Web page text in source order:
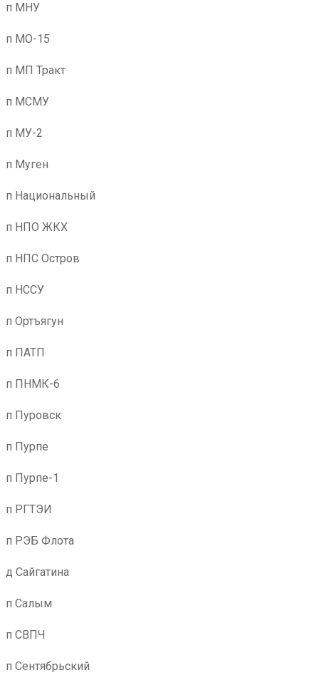
п МНУ
п МО-15
п МП Тракт
п МСМУ
п МУ-2
п Муген
п Национальный
п НПО ЖКХ
п НПС Остров
п НССУ
п Ортъягун
п ПАТП
п ПНМК-6
п Пуровск
п Пурпе
п Пурпе-1
п РГТЭИ
п РЭБ Флота
д Сайгатина
п Салым
п СВПЧ
п Сентябрьский